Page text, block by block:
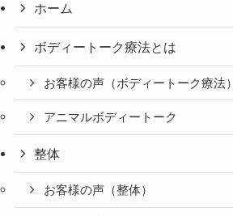
ホーム
ボディートーク療法とは
お客様の声（ボディートーク療法）
アニマルボディートーク
整体
お客様の声（整体）